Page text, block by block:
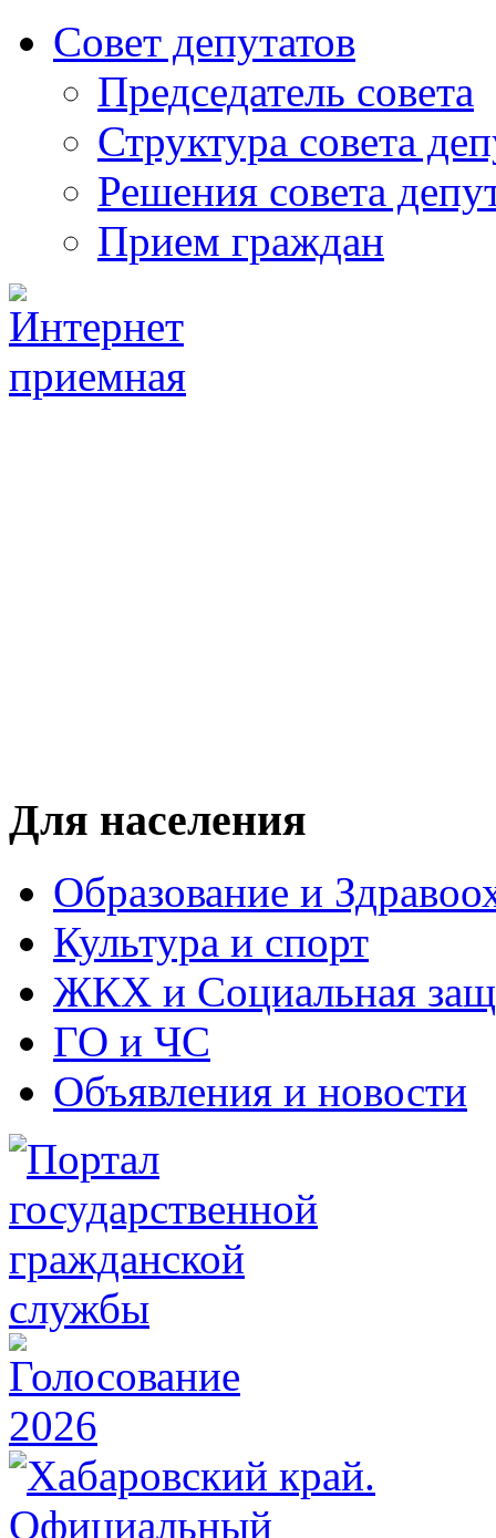
Совет депутатов
Председатель совета
Структура совета
Решения совета
Прием граждан
Для населения
Образование и
Культура и спорт
ЖКХ и Социальная
ГО и ЧС
Объявления и новости